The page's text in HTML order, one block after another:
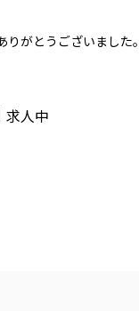
がとうございました。
求人中